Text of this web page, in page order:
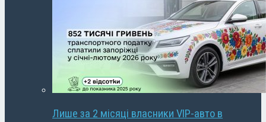
Лише за 2 місяці власники VIP-авто в